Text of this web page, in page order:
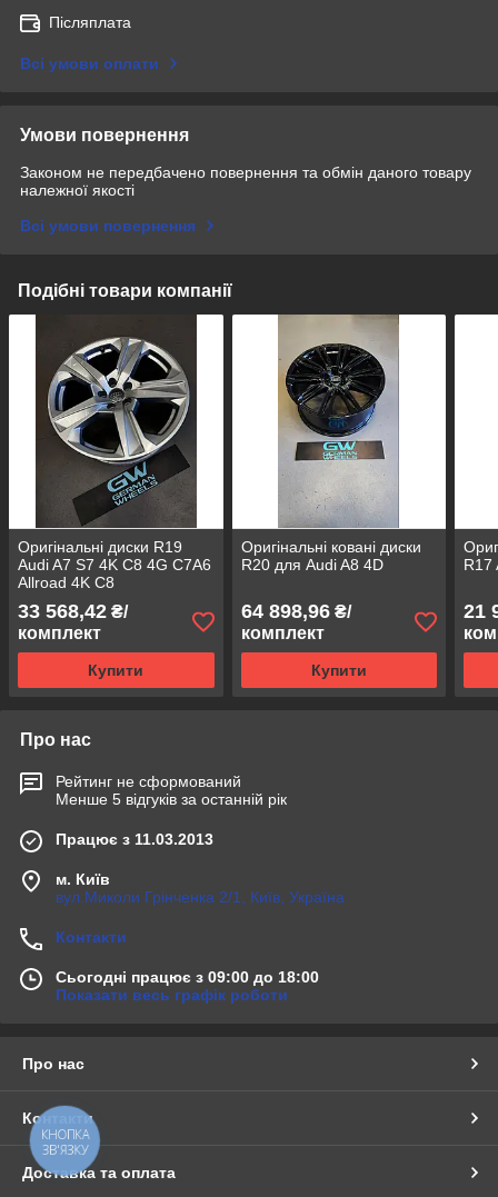
Післяплата
Всі умови оплати
Умови повернення
Законом не передбачено повернення та обмін даного товару
належної якості
Всі умови повернення
Подібні товари компанії
Оригінальні диски R19
Audi A7 S7 4K C8 4G C7A6
Allroad 4K C8
33 568,42 ₴/
комплект
Купити
Оригінальні ковані диски
R20 для Audi A8 4D
64 898,96₴/
комплект
Купити
R17
21
Про нас
Рейтинг не сформований
Менше 5 відгуків за останній рік
Працює з 11.03.2013
м. Київ
вул.Миколи Грінченка 2/1, Київ, Україна
Контакти
Сьогодні працює з 09:00 до 18:00
Показати весь графік роботи
Про нас
Контакти
Доставка та оплата
КНОПКА
ЗВ'ЯЗКУ